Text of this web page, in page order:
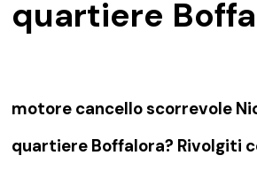
quartiere
motore cancello scorrevole
quartiere Boffalora? Rivolgiti